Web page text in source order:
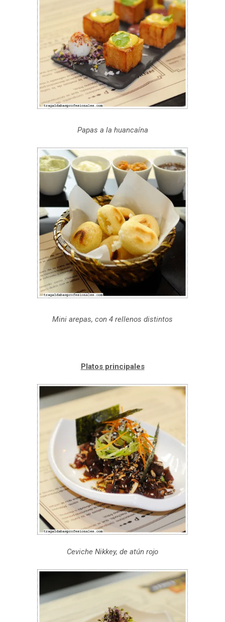
Papas a la huancaína
Mini arepas, con 4 rellenos distintos
Platos principales
Ceviche Nikkey, de atún rojo